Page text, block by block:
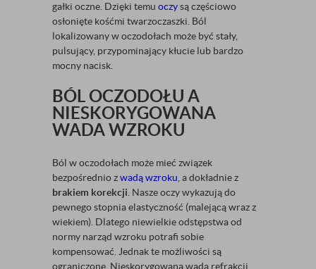
gałki oczne. Dzięki temu oczysą częściowo
osłonięte kośćmi twarzoczaszki. Ból
lokalizowany w oczodołach może być stały,
pulsujący, przypominający kłucie lub bardzo
mocny nacisk.
BÓL OCZODOŁU A
NIESKORYGOWANA
WADA WZROKU
Ból w oczodołach może mieć związek
bezpośrednio zwadą wzroku , a dokładnie z
brakiem korekcji . Nasze oczy wykazują do
pewnego stopnia elastyczność (malejącą wraz z
wiekiem). Dlatego niewielkie odstępstwa od
normy narząd wzroku potrafi sobie
kompensować. Jednak te możliwości są
ograniczone. Nieskorygowana wada refrakcji